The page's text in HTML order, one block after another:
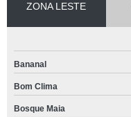
ZONA LESTE
Bananal
Bom Clima
Bosque Maia